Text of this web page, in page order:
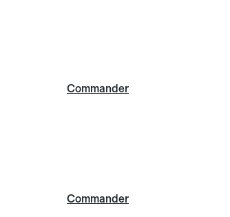
Commander
Commander